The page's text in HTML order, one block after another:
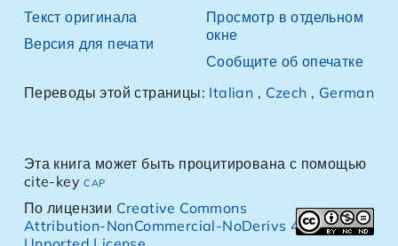
Текст оригинала
Версия для печати
Просмотр в отдельном
окне
Сообщите об опечатке
Переводы этой страницы: Italian , Czech , German
Эта книга может быть процитирована с помощью
cite-keycap
По лицензии Creative Commons
Attribution-NonCommercial-NoDerivs 4.0